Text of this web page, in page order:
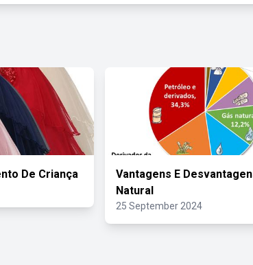
De Criança
Vantagens E
Natural
25 September 2024